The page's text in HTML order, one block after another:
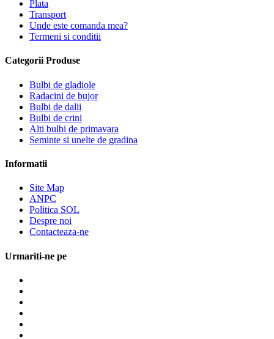
Plata
Transport
Unde este comanda mea?
Termeni si conditii
Categorii Produse
Bulbi de gladiole
Radacini de bujor
Bulbi de dalii
Bulbi de crini
Alti bulbi de primavara
Seminte si unelte de gradina
Informatii
Site Map
ANPC
Politica SOL
Despre noi
Contacteaza-ne
Urmariti-ne pe